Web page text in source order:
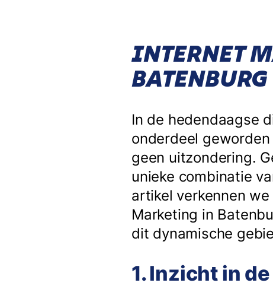
INTERNET
BATENBURG
In de hedendaagse
onderdeel
geen uitzondering.
unieke combinatie
artikel verkennen
Marketing in
dit dynamische
1. Inzicht in